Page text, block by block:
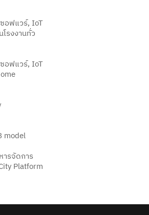
อฟแวร์, IoT
รงงานทั่ว
อฟแวร์, IoT
model
รจัดการ
Platform